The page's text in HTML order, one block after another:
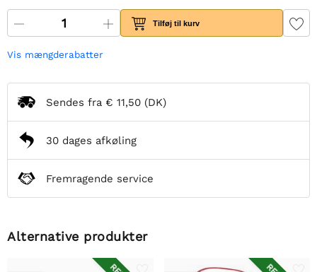
Tilføj til kurv
Vis mængderabatter
Sendes fra € 11,50 (DK)
30 dages afkøling
Fremragende service
Alternative produkter